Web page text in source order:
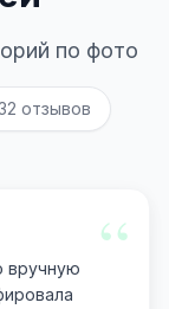
по фото
отзывов
“
вручную